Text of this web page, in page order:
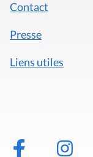
Contact
Presse
Liens utiles